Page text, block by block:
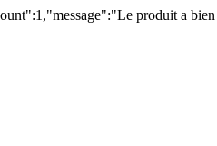
produit a